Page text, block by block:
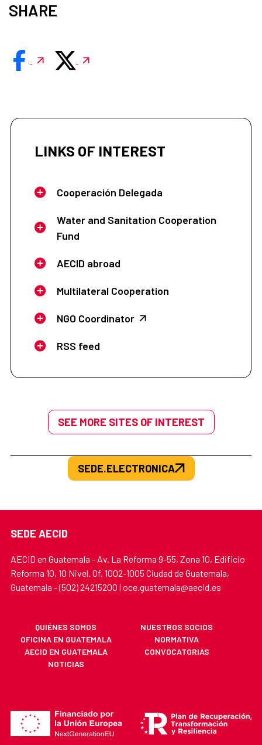
SHARE
LINKS OF INTEREST
Cooperación Delegada
Water and Sanitation Cooperation
Fund
AECID abroad
Multilateral Cooperation
NGO Coordinator
RSS feed
SEE MORE SITES OF INTEREST
SEDE.ELECTRONICA
SEDE AECID
AECID en Guatemala - Av. La Reforma 9-55, Zona 10, Edificio
Reforma 10, 10 Nivel. Of. 1002-1005 Ciudad de Guatemala,
Guatemala - (502) 24215200 | oce.guatemala@aecid.es
QUIÉNES SOMOS
NUESTROS SOCIOS
OFICINA EN GUATEMALA
NORMATIVA
AECID EN GUATEMALA
CONVOCATORIAS
NOTICIAS